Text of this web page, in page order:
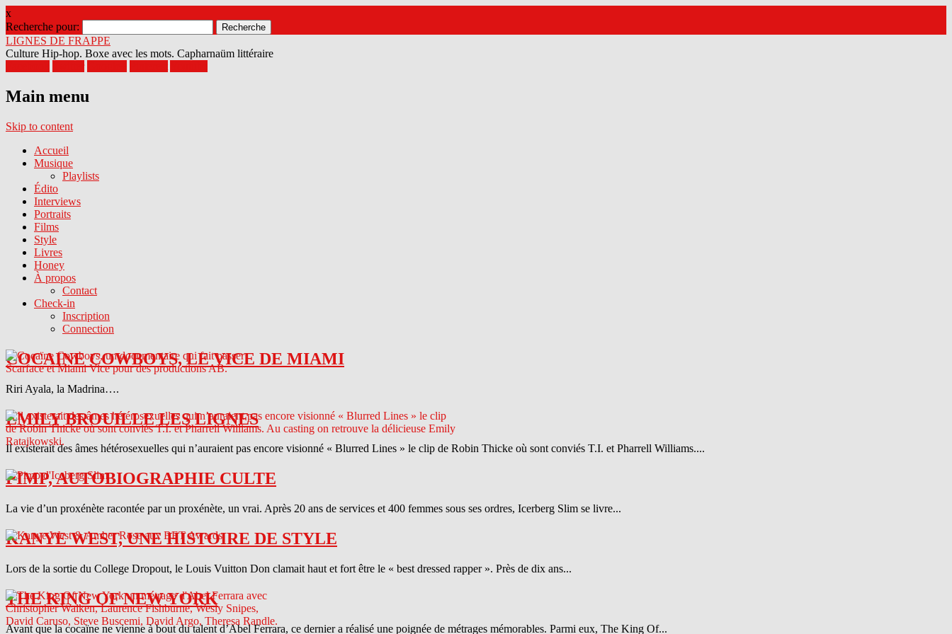
x
Recherche pour:
LIGNES DE FRAPPE
Culture Hip-hop. Boxe avec les mots. Capharnaüm littéraire
Main menu
Skip to content
Accueil
Musique
Playlists
Édito
Interviews
Portraits
Films
Style
Livres
Honey
À propos
Contact
Check-in
Inscription
Connection
COCAINE COWBOYS, LE VICE DE MIAMI
Riri Ayala, la Madrina….
EMILY BROUILLE LES LIGNES
Il existerait des âmes hétérosexuelles qui n’auraient pas encore visionné « Blurred Lines » le clip de Robin Thicke où sont conviés T.I. et Pharrell Williams....
PIMP, AUTOBIOGRAPHIE CULTE
La vie d’un proxénète racontée par un proxénète, un vrai. Après 20 ans de services et 400 femmes sous ses ordres, Icerberg Slim se livre...
KANYE WEST, UNE HISTOIRE DE STYLE
Lors de la sortie du College Dropout, le Louis Vuitton Don clamait haut et fort être le « best dressed rapper ». Près de dix ans...
THE KING OF NEW YORK
Avant que la cocaïne ne vienne à bout du talent d’Abel Ferrara, ce dernier a réalisé une poignée de métrages mémorables. Parmi eux, The King Of...